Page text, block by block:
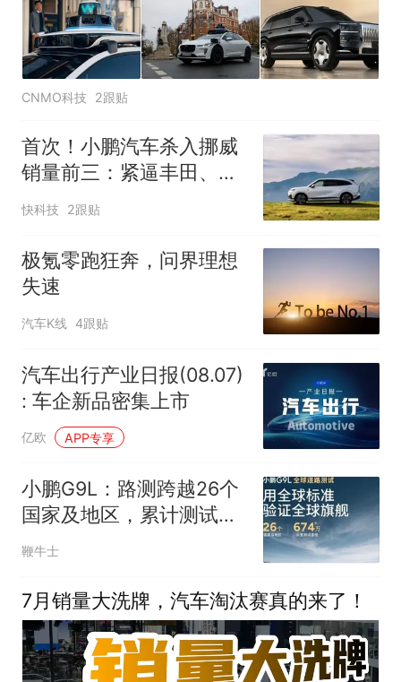
CNMO科技 2跟贴
首次！小鹏汽车杀入挪威
销量前三：紧逼丰田、大
众两大老牌车企
快科技 2跟贴
极氪零跑狂奔，问界理想
失速
汽车K线 4跟贴
汽车出行产业日报(08.07)
: 车企新品密集上市
亿欧 APP专享
小鹏G9L：路测跨越26个
国家及地区，累计测试里
程超过674万公里
鞭牛士
7月销量大洗牌，汽车淘汰赛真的来了！